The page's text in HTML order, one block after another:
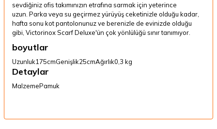
sevdiğiniz ofis takımınızın etrafına sarmak için yeterince
uzun. Parka veya su geçirmez yürüyüş ceketinizle olduğu kadar,
hafta sonu kot pantolonunuz ve berenizle de evinizde olduğu
gibi, Victorinox Scarf Deluxe'ün çok yönlülüğü sınır tanımıyor.
boyutlar
Uzunluk175cmGenişlik25cmAğırlık0,3 kg
Detaylar
MalzemePamuk